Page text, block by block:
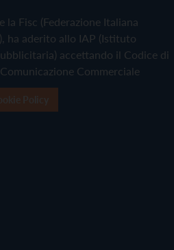
la Fisc (Federazione Italiana
ha aderito allo IAP (Istituto
accettando il Codice di
Commerciale